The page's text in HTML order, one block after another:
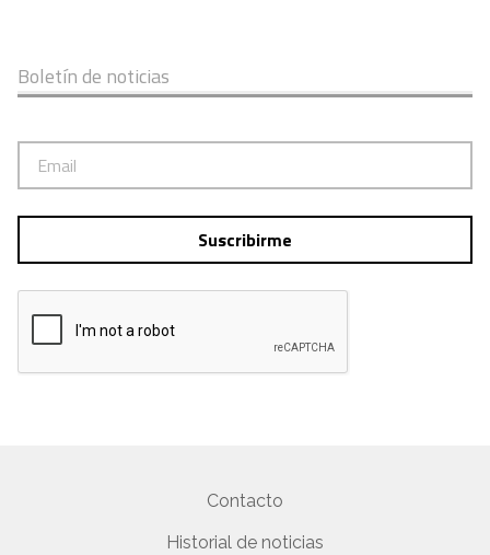
Boletín de noticias
Suscribirme
Contacto
Historial de noticias